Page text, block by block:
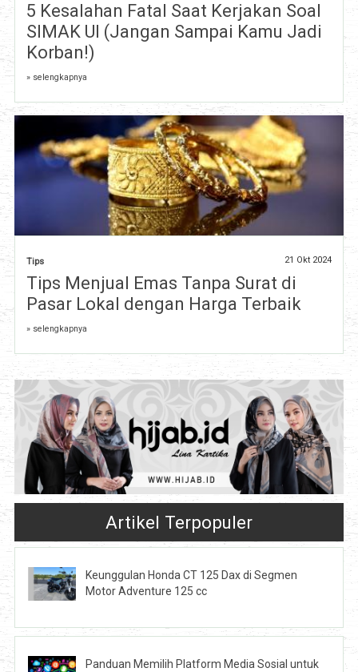
5 Kesalahan Fatal Saat Kerjakan Soal
SIMAK UI (Jangan Sampai Kamu Jadi
Korban!)
» selengkapnya
Tips 21 Okt 2024
Tips Menjual Emas Tanpa Surat di
Pasar Lokal dengan Harga Terbaik
» selengkapnya
Artikel Terpopuler
Keunggulan Honda CT 125 Dax di Segmen
Motor Adventure 125 cc
Panduan Memilih Platform Media Sosial untuk